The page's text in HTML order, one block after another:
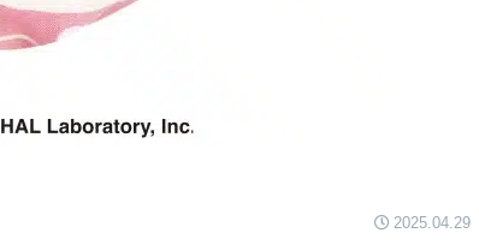
2025.04.29